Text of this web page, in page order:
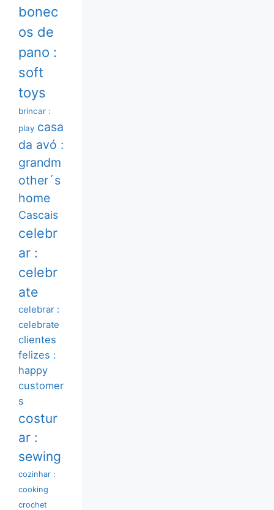
bonec
os de
pano :
soft
toys
brincar :
play casa
da avó :
grandm
other´s
home
Cascais
celebr
ar :
celebr
ate
celebrar :
celebrate
clientes
felizes :
happy
customer
s
costur
ar :
sewing
cozinhar :
cooking
crochet